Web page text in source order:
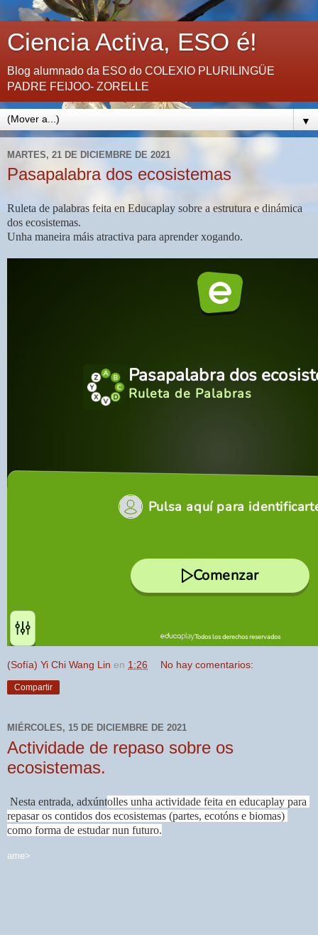
Ciencia Activa, ESO é!
Blog alumnado da ESO do COLEXIO PLURILINGÜE
PADRE FEIJOO- ZORELLE
▼
MARTES, 21 DE DICIEMBRE DE 2021
Pasapalabra dos ecosistemas
Ruleta de palabras feita en Educaplay sobre a estrutura e dinámica
dos ecosistemas.
Unha maneira máis atractiva para aprender xogando.
(Sofía) Yi Chi Wang Lin en 1:26 No hay comentarios:
Compartir
MIÉRCOLES, 15 DE DICIEMBRE DE 2021
Actividade de repaso sobre os
ecosistemas.
Nesta entrada, adxúntolles unha actividade feita en educaplay para
repasar os contidos dos ecosistemas (partes, ecotóns e biomas)
como forma de estudar nun futuro.
ame>